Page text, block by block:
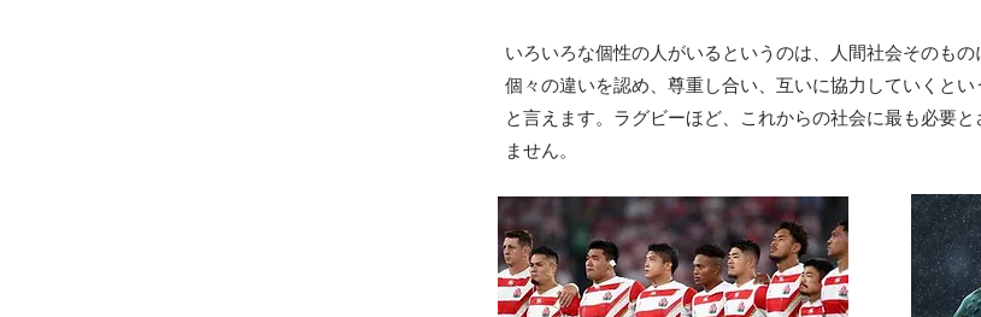
いろいろな個性の人がいるというのは、人間社会そのも
個々の違いを認め、尊重し合い、互いに協力していくと
と言えます。ラグビーほど、これからの社会に最も必要
ません。